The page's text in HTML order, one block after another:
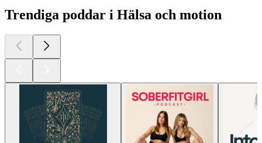
Trendiga poddar i Hälsa och motion